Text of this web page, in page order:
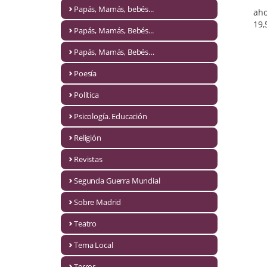
Novela Extranjera
Novela fantástica
Novela romántica
Otros idiomas
Papás, Mamás, bebés...
Papás, Mamás, Bebés...
Papás, Mamás, Bebés…
Papás, Mamás, bebés...
Papás, Mamás, Bebés...
Papás, Mamás, Bebés…
Poesía
Política
Psicología. Educación
Religión
Revistas
Segunda Guerra Mundial
Sobre Madrid
Teatro
Tema Local